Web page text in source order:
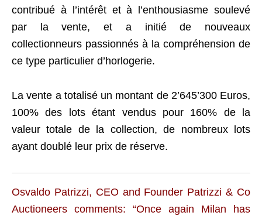
contribué à l’intérêt et à l’enthousiasme soulevé
par la vente, et a initié de nouveaux
collectionneurs passionnés à la compréhension de
ce type particulier d’horlogerie.
La vente a totalisé un montant de 2’645’300 Euros,
100% des lots étant vendus pour 160% de la
valeur totale de la collection, de nombreux lots
ayant doublé leur prix de réserve.
Osvaldo Patrizzi, CEO and Founder Patrizzi & Co
Auctioneers comments: “Once again Milan has